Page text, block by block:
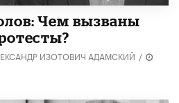
Чем вызваны
ИЗОТОВИЧ АДАМСКИЙ /